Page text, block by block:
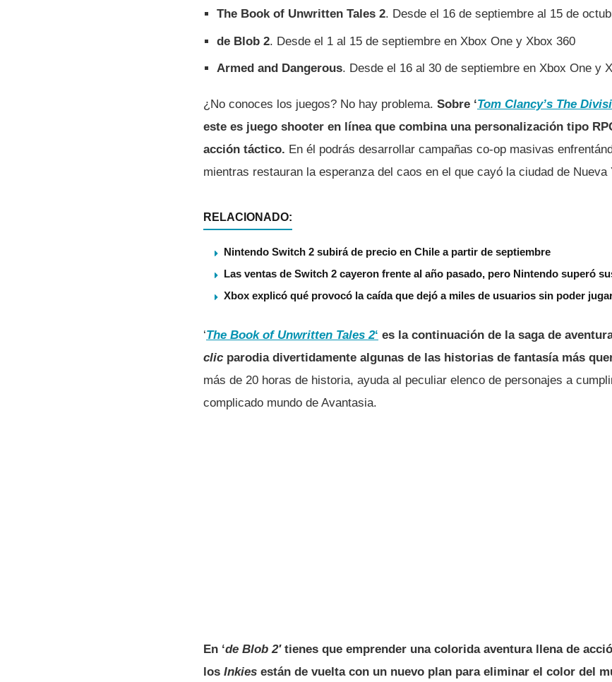
The Book of Unwritten Tales 2. Desde el 16 de septiembre al 15 de
de Blob 2. Desde el 1 al 15 de septiembre en Xbox One y Xbox 360
Armed and Dangerous. Desde el 16 al 30 de septiembre en Xbox One y
¿No conoces los juegos? No hay problema. Sobre ‘Tom Clancy’s The
este es juego shooter en lí­nea que combina una personalización tipo
acción táctico. En él podrás desarrollar campañas co-op masivas
mientras restauran la esperanza del caos en el que cayó la ciudad de Nueva
RELACIONADO:
Nintendo Switch 2 subirá de precio en Chile a partir de septiembre
Las ventas de Switch 2 cayeron frente al año pasado, pero Nintendo superó
Xbox explicó qué provocó la caída que dejó a miles de usuarios sin poder
‘The Book of Unwritten Tales 2‘ es la continuación de la saga de
clic parodia divertidamente algunas de las historias de fantasí­a más
más de 20 horas de historia, ayuda al peculiar elenco de personajes a
complicado mundo de Avantasia.
En ‘de Blob 2′ tienes que emprender una colorida aventura llena de
los Inkies están de vuelta con un nuevo plan para eliminar el color del